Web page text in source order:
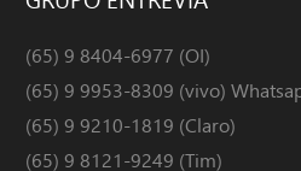
(65) 9 8404-6977 (OI)
(65) 9 9953-8309 (vivo)
(65) 9 9210-1819 (Claro)
(65) 9 8121-9249 (Tim)